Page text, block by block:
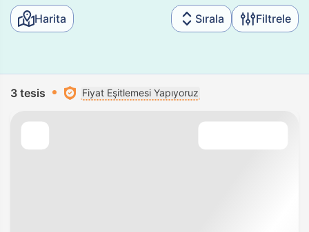
Harita Sırala Filtrele
3 tesis Fiyat Eşitlemesi Yapıyoruz